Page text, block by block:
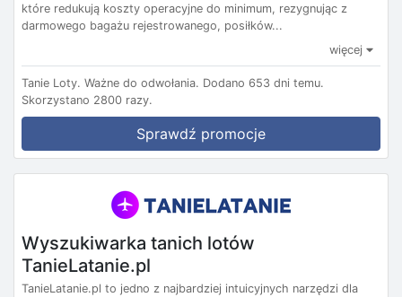
które redukują koszty operacyjne do minimum, rezygnując z
darmowego bagażu rejestrowanego, posiłków...
więcej
Tanie Loty. Ważne do odwołania. Dodano 653 dni temu.
Skorzystano 2800 razy.
Sprawdź promocje
Wyszukiwarka tanich lotów
TanieLatanie.pl
TanieLatanie.pl to jedno z najbardziej intuicyjnych narzędzi dla